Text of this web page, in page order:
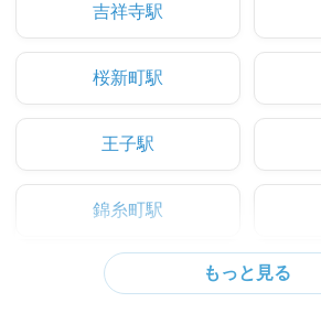
吉祥寺駅
桜新町駅
王子駅
錦糸町駅